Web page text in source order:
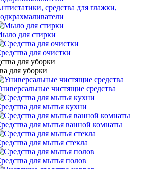
средства для глажки,
для стирки
для очистки
для уборки
чистящие средства
для мытья кухни
для мытья ванной комнаты
для мытья стекла
для мытья полов